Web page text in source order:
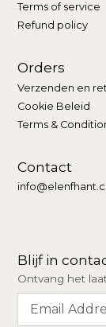
Terms of service
Refund policy
Orders
Verzenden en
Cookie Beleid
Terms &
Contact
Blijf in
Ontvang het